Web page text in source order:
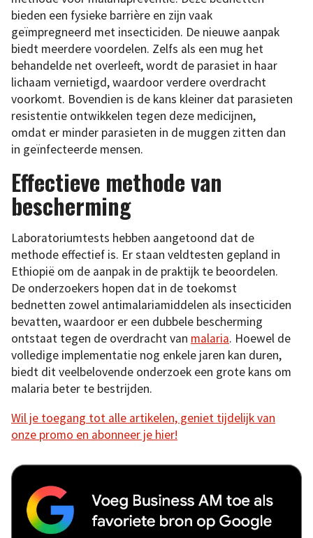
bieden een fysieke barrière en zijn vaak
geïmpregneerd met insecticiden. De nieuwe aanpak
biedt meerdere voordelen. Zelfs als een mug het
behandelde net overleeft, wordt de parasiet in haar
lichaam vernietigd, waardoor verdere overdracht
voorkomt. Bovendien is de kans kleiner dat parasieten
resistentie ontwikkelen tegen deze medicijnen,
omdat er minder parasieten in de muggen zitten dan
in geïnfecteerde mensen.
Effectieve methode van
bescherming
Laboratoriumtests hebben aangetoond dat de
methode effectief is. Er staan veldtesten gepland in
Ethiopië om de aanpak in de praktijk te beoordelen.
De onderzoekers hopen dat in de toekomst
bednetten zowel antimalariamiddelen als insecticiden
bevatten, waardoor er een dubbele bescherming
ontstaat tegen de overdracht van malaria. Hoewel de
volledige implementatie nog enkele jaren kan duren,
biedt dit veelbelovende onderzoek een grote kans om
malaria beter te bestrijden.
Wil je toegang tot alle artikelen, geniet tijdelijk van
onze promo en abonneer je hier!